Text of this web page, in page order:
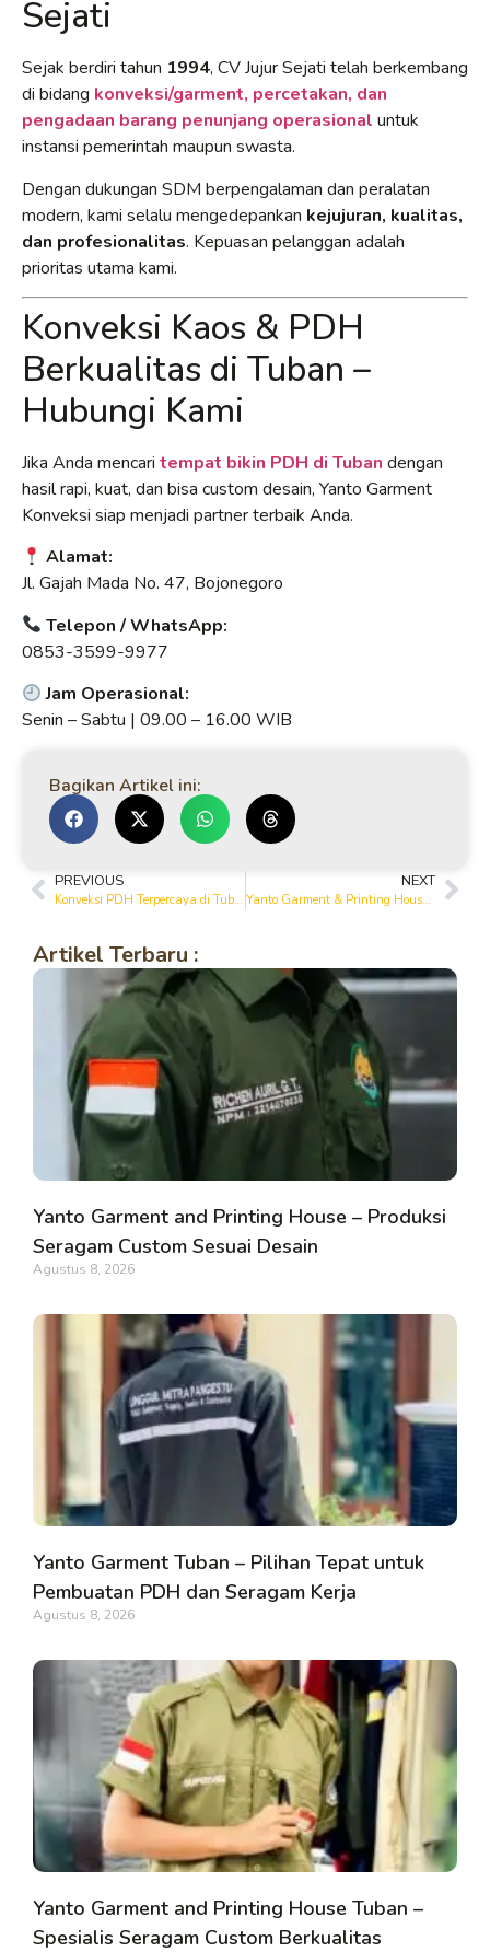
Sejati
Sejak berdiri tahun 1994, CV Jujur Sejati telah berkembang
di bidang konveksi/garment, percetakan, dan
pengadaan barang penunjang operasional untuk
instansi pemerintah maupun swasta.
Dengan dukungan SDM berpengalaman dan peralatan
modern, kami selalu mengedepankan kejujuran, kualitas,
dan profesionalitas. Kepuasan pelanggan adalah
prioritas utama kami.
Konveksi Kaos & PDH
Berkualitas di Tuban –
Hubungi Kami
Jika Anda mencari tempat bikin PDH di Tuban dengan
hasil rapi, kuat, dan bisa custom desain, Yanto Garment
Konveksi siap menjadi partner terbaik Anda.
Alamat:
Jl. Gajah Mada No. 47, Bojonegoro
Telepon / WhatsApp:
0853-3599-9977
Jam Operasional:
Senin – Sabtu | 09.00 – 16.00 WIB
Bagikan Artikel ini:
PREVIOUS
Konveksi PDH Terpercaya di Tuban & Bojonegoro – Yanto Garment
NEXT
Yanto Garment & Printing House – Solusi Seragam PDH Berkualitas
Artikel Terbaru :
Yanto Garment and Printing House – Produksi
Seragam Custom Sesuai Desain
Agustus 8, 2026
Yanto Garment Tuban – Pilihan Tepat untuk
Pembuatan PDH dan Seragam Kerja
Agustus 8, 2026
Yanto Garment and Printing House Tuban –
Spesialis Seragam Custom Berkualitas